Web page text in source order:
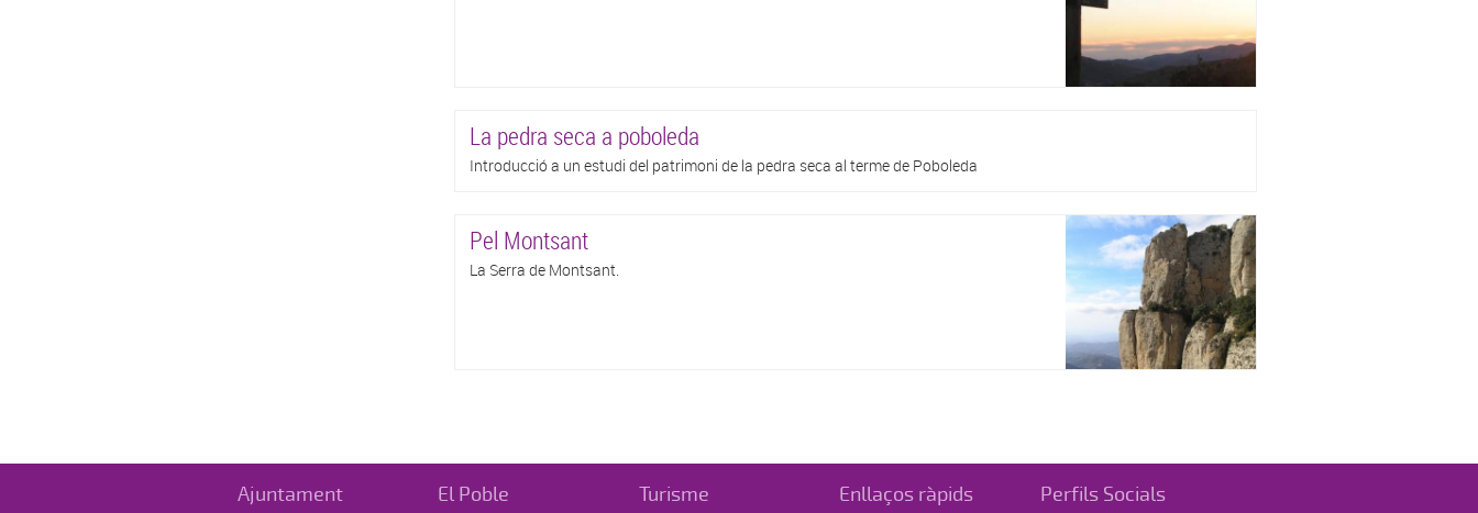
La pedra seca a poboleda
Introducció a un estudi del patrimoni de la pedra seca al terme de Poboleda
Pel Montsant
La Serra de Montsant.
Ajuntament El Poble Turisme Enllaços ràpids Perfils Socials